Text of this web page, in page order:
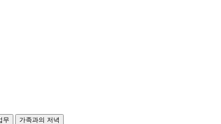
무 가족과의 저녁